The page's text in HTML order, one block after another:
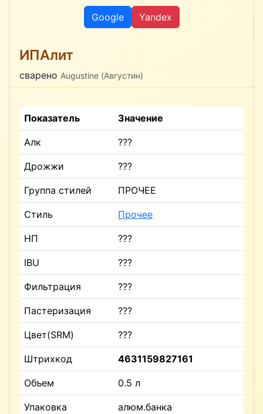
Google Yandex
ИПАлит
сварено Augustine (Августин)
Показатель Значение
Алк ???
Дрожжи ???
Группа стилей ПРОЧЕЕ
Стиль Прочее
НП ???
IBU ???
Фильтрация ???
Пастеризация ???
Цвет(SRM) ???
Штрихкод 4631159827161
Объем 0.5 л
Упаковка алюм.банка